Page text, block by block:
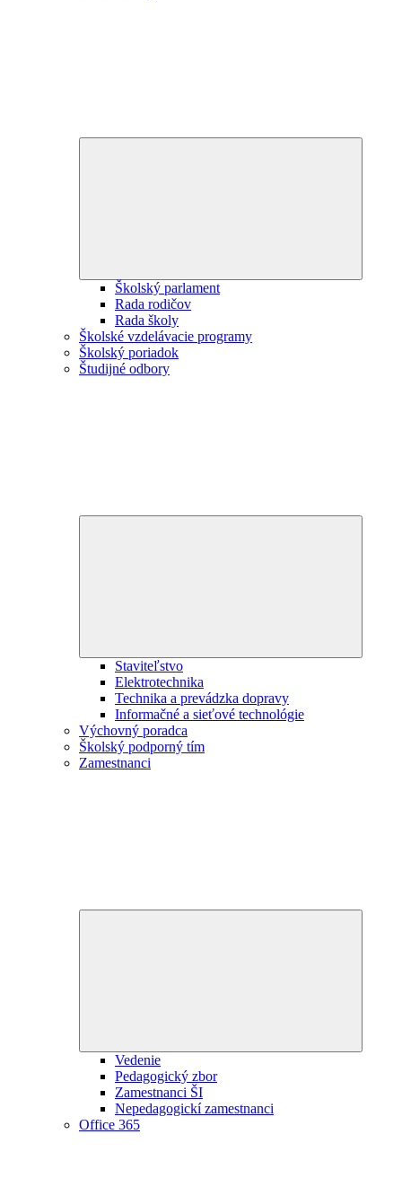
Školský parlament
Rada rodičov
Rada školy
Školské vzdelávacie programy
Školský poriadok
Študijné odbory
Staviteľstvo
Elektrotechnika
Technika a prevádzka dopravy
Informačné a sieťové technológie
Výchovný poradca
Školský podporný tím
Zamestnanci
Vedenie
Pedagogický zbor
Zamestnanci ŠI
Nepedagogickí zamestnanci
Office 365